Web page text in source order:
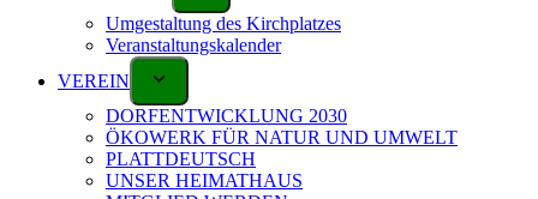
Umgestaltung des Kirchplatzes
Veranstaltungskalender
VEREIN
DORFENTWICKLUNG 2030
ÖKOWERK FÜR NATUR UND UMWELT
PLATTDEUTSCH
UNSER HEIMATHAUS